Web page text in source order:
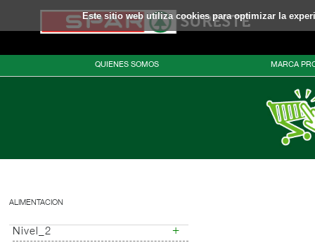
Este sitio web utiliza cookies para optimizar la
QUIENES SOMOS MARCA
ALIMENTACION
Nivel_2 +